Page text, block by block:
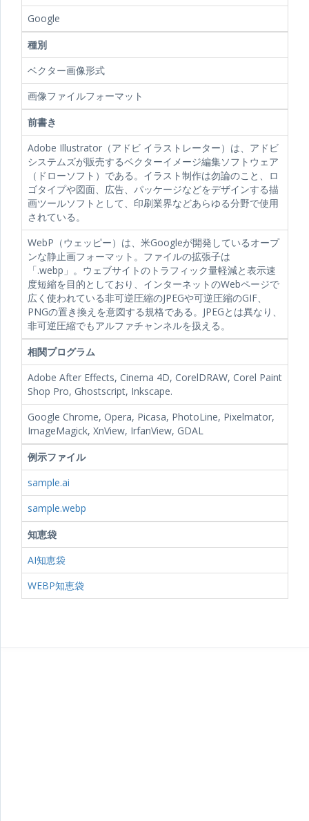
Google
種別
ベクター画像形式
画像ファイルフォーマット
前書き
Adobe Illustrator（アドビ イラストレーター）は、アドビ
システムズが販売するベクターイメージ編集ソフトウェア
（ドローソフト）である。イラスト制作は勿論のこと、ロ
ゴタイプや図面、広告、パッケージなどをデザインする描
画ツールソフトとして、印刷業界などあらゆる分野で使用
されている。
WebP（ウェッピー）は、米Googleが開発しているオープ
ンな静止画フォーマット。ファイルの拡張子は
「.webp」。ウェブサイトのトラフィック量軽減と表示速
度短縮を目的としており、インターネットのWebページで
広く使われている非可逆圧縮のJPEGや可逆圧縮のGIF、
PNGの置き換えを意図する規格である。JPEGとは異なり、
非可逆圧縮でもアルファチャンネルを扱える。
相関プログラム
Adobe After Effects, Cinema 4D, CorelDRAW, Corel Paint
Shop Pro, Ghostscript, Inkscape.
Google Chrome, Opera, Picasa, PhotoLine, Pixelmator,
ImageMagick, XnView, IrfanView, GDAL
例示ファイル
sample.ai
sample.webp
知恵袋
AI知恵袋
WEBP知恵袋